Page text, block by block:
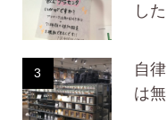
し
3
自
は